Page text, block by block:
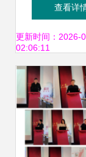
让合作促进
利召开 共筑
移桥梁，驱
协同发
查看详
更新时间：2026-
02:06:11